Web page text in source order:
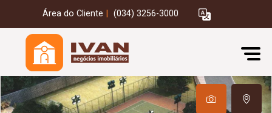
Área do Cliente (034) 3256-3000